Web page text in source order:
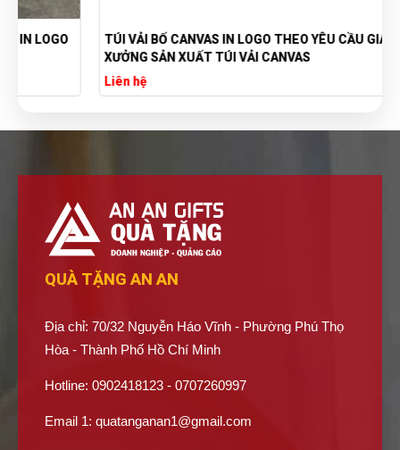
TÚI VẢI BỐ CANVAS IN LOGO THEO YÊU CẦU GIÁ RẺ -
XƯỞNG SẢN XUẤT TÚI VẢI CANVAS
QUÀ TẶNG AN AN
Địa chỉ: 70/32 Nguyễn Háo Vĩnh - Phường Phú Thọ
Hòa - Thành Phố Hồ Chí Minh
Hotline: 0902418123 - 0707260997
Email 1: quatanganan1@gmail.com